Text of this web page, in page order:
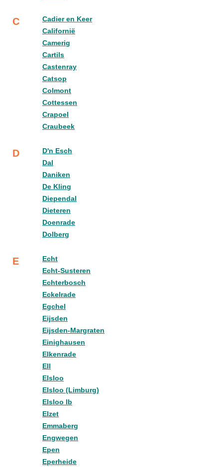
C
Cadier en Keer
Californië
Camerig
Cartils
Castenray
Catsop
Colmont
Cottessen
Crapoel
Craubeek
D
D'n Esch
Dal
Daniken
De Kling
Diependal
Dieteren
Doenrade
Dolberg
E
Echt
Echt-Susteren
Echterbosch
Eckelrade
Egchel
Eijsden
Eijsden-Margraten
Einighausen
Elkenrade
Ell
Elsloo
Elsloo (Limburg)
Elsloo lb
Elzet
Emmaberg
Engwegen
Epen
Eperheide